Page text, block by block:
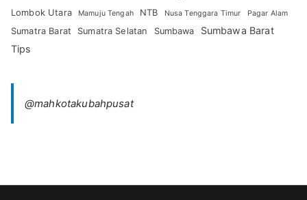
Lombok Utara Mamuju Tengah NTB Nusa Tenggara Timur Pagar Alam
Sumatra Barat Sumatra Selatan Sumbawa
Sumbawa Barat
Tips
@mahkotakubahpusat